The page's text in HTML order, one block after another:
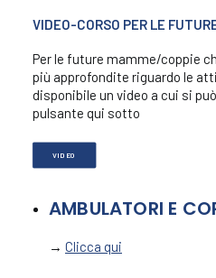
VIDEO-CORSO PER LE
Per le future mamme/coppie
più approfondite riguardo le
disponibile un video a cui si
pulsante qui sotto
VIDEO
AMBULATORI E
→ Clicca qui